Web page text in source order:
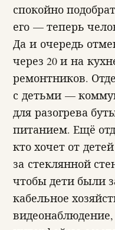
спокойно
его — теперь
Да и очередь
через 20 и на
ремонтников.
с детьми —
для разогрева
питанием. Ещё
кто хочет от
за стеклянной
чтобы дети были
кабельное